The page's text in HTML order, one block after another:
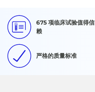
675 项临床试验值得信
赖
严格的质量标准